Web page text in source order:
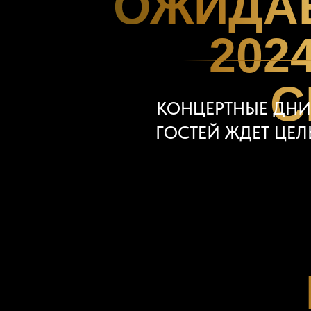
КОНЦЕРТНЫЕ
ГОСТЕЙ ЖДЕТ